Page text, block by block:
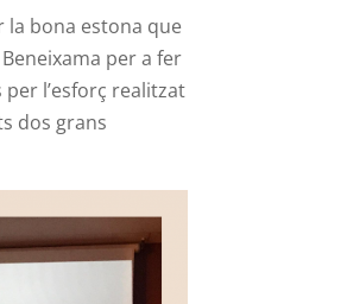
la bona estona que
per a fer
l’esforç realitzat
dos grans